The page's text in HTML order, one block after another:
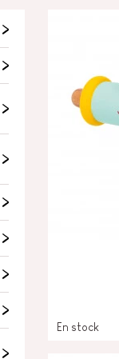
JUEGOS DE IMITACION
UNIVERSOS
AIRE LIBRE
PIZARRAS, MOBILIARIO &
DECORACION
En stock